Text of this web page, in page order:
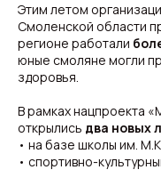
Этим летом
Смоленской области
регионе работали
юные смоляне могли
здоровья.
В рамках нацпроекта
открылись два новых
• на базе школы им.
• спортивно-